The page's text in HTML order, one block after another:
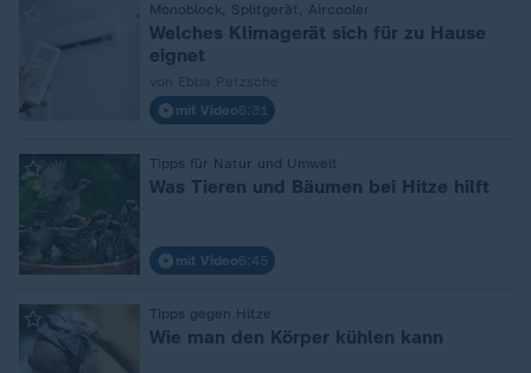
Monoblock, Splitgerät, Aircooler
Welches Klimagerät sich für zu Hause
eignet
mit Video6:31
Tipps für Natur und Umwelt
:
Was Tieren und Bäumen bei Hitze hilft
mit Video6:45
Tipps gegen Hitze
Wie man den Körper kühlen kann